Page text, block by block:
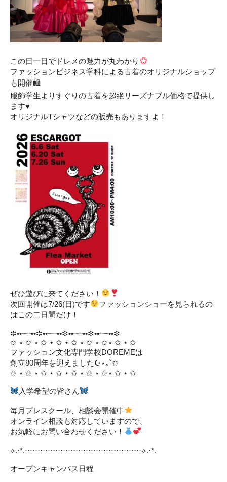
この日一日でドレメの魅力が丸わかり
ファッションビジネス学科による古着のオリジナルショップ
も開催🛍
服飾学生よりすぐりの古着を超絶リーズナブル価格で提供し
ます♥
オリジナルTシャツなどの販売もありますよ！
ぜひ遊びに来てください！
次回開催は7/26(日)です
ファッションショーを見られるの
はこの二日間だけ！
✼••┈┈••✼••┈┈••✼••┈┈••✼••┈┈••✼
✩ ⋆ ✩ ⋆ ✩ ⋆ ✩ ⋆ ✩ ⋆ ✩ ⋆ ✩⋆ ✩ ⋆ ✩
ファッション文化専門学校DOREMEは
創立80周年を迎えました☪︎⋆｡˚✩
✩ ⋆ ✩ ⋆ ✩ ⋆ ✩ ⋆ ✩ ⋆ ✩ ⋆ ✩⋆ ✩ ⋆ ✩
入学希望の皆さん
毎月プレスクール、相談会開催中
オンライン相談も対応していますので、
お気軽にお問い合わせください！
⟡.·*.··············································⟡.·*.
オープンキャンパス日程